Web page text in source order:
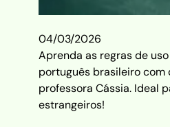
04/03/2026
Aprenda as regras de uso
português brasileiro
professora Cássia. Ideal
estrangeiros!